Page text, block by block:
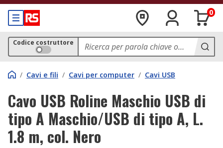
0
Codice costruttore
/ Cavi e fili / Cavi per computer / Cavi USB
Cavo USB Roline Maschio USB di
tipo A Maschio/USB di tipo A, L.
1.8 m, col. Nero